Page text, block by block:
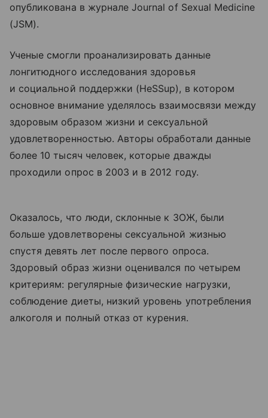
опубликована в журнале Journal of Sexual Medicine
(JSM).
Ученые смогли проанализировать данные
лонгитюдного исследования здоровья
и социальной поддержки (HeSSup), в котором
основное внимание уделялось взаимосвязи между
здоровым образом жизни и сексуальной
удовлетворенностью. Авторы обработали данные
более 10 тысяч человек, которые дважды
проходили опрос в 2003 и в 2012 году.
Оказалось, что люди, склонные к ЗОЖ, были
больше удовлетворены сексуальной жизнью
спустя девять лет после первого опроса.
Здоровый образ жизни оценивался по четырем
критериям: регулярные физические нагрузки,
соблюдение диеты, низкий уровень употребления
алкоголя и полный отказ от курения.